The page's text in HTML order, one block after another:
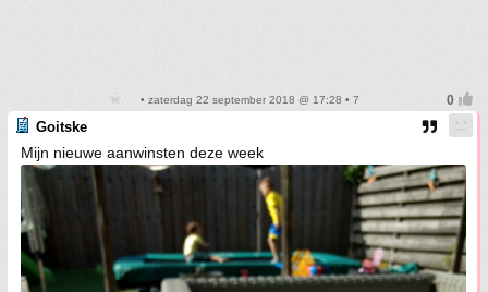
• zaterdag 22 september 2018 @ 17:28 • 7
Goitske
Mijn nieuwe aanwinsten deze week